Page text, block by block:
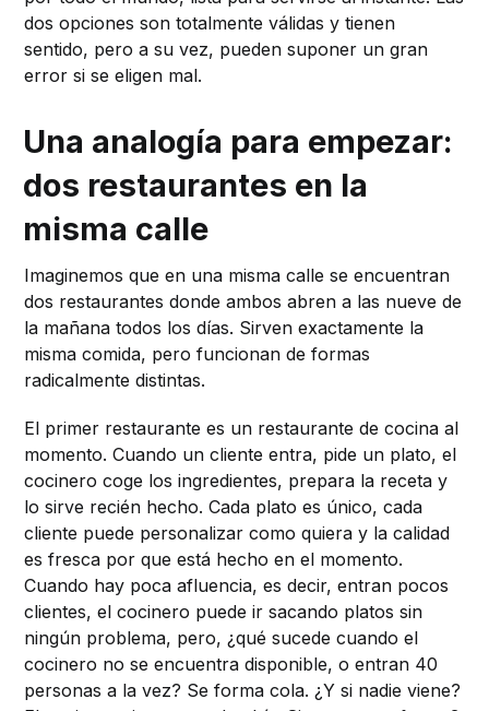
dos opciones son totalmente válidas y tienen
sentido, pero a su vez, pueden suponer un gran
error si se eligen mal.
Una analogía para empezar:
dos restaurantes en la
misma calle
Imaginemos que en una misma calle se encuentran
dos restaurantes donde ambos abren a las nueve de
la mañana todos los días. Sirven exactamente la
misma comida, pero funcionan de formas
radicalmente distintas.
El primer restaurante es un restaurante de cocina al
momento. Cuando un cliente entra, pide un plato, el
cocinero coge los ingredientes, prepara la receta y
lo sirve recién hecho. Cada plato es único, cada
cliente puede personalizar como quiera y la calidad
es fresca por que está hecho en el momento.
Cuando hay poca afluencia, es decir, entran pocos
clientes, el cocinero puede ir sacando platos sin
ningún problema, pero, ¿qué sucede cuando el
cocinero no se encuentra disponible, o entran 40
personas a la vez? Se forma cola. ¿Y si nadie viene?